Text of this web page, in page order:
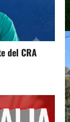
del CRA